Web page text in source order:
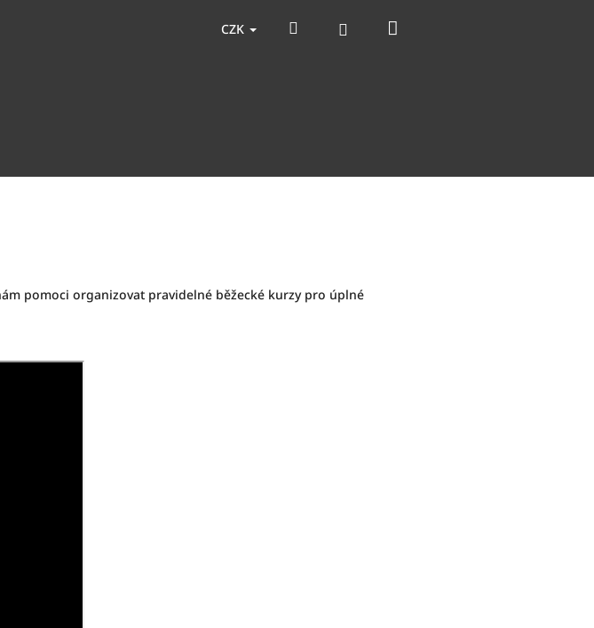
CZK Hledat Přihlášení
pomoci organizovat pravidelné běžecké kurzy pro úplné